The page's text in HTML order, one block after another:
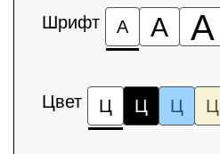
Шрифт А А А
Цвет Ц Ц Ц Ц